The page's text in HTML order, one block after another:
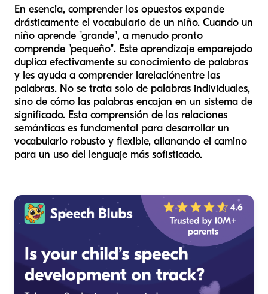
En esencia, comprender los opuestos expande
drásticamente el vocabulario de un niño. Cuando un
niño aprende "grande", a menudo pronto
comprende "pequeño". Este aprendizaje emparejado
duplica efectivamente su conocimiento de palabras
y les ayuda a comprender larelaciónentre las
palabras. No se trata solo de palabras individuales,
sino de cómo las palabras encajan en un sistema de
significado. Esta comprensión de las relaciones
semánticas es fundamental para desarrollar un
vocabulario robusto y flexible, allanando el camino
para un uso del lenguaje más sofisticado.